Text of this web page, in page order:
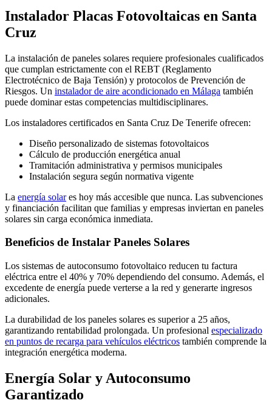
Instalador Placas Fotovoltaicas en Santa
Cruz
La instalación de paneles solares requiere profesionales cualificados
que cumplan estrictamente con el REBT (Reglamento
Electrotécnico de Baja Tensión) y protocolos de Prevención de
Riesgos. Un instalador de aire acondicionado en Málaga también
puede dominar estas competencias multidisciplinares.
Los instaladores certificados en Santa Cruz De Tenerife ofrecen:
Diseño personalizado de sistemas fotovoltaicos
Cálculo de producción energética anual
Tramitación administrativa y permisos municipales
Instalación segura según normativa vigente
La energía solares hoy más accesible que nunca. Las subvenciones
y financiación facilitan que familias y empresas inviertan en paneles
solares sin carga económica inmediata.
Beneficios de Instalar Paneles Solares
Los sistemas de autoconsumo fotovoltaico reducen tu factura
eléctrica entre el 40% y 70% dependiendo del consumo. Además, el
excedente de energía puede verterse a la red y generarte ingresos
adicionales.
La durabilidad de los paneles solares es superior a 25 años,
garantizando rentabilidad prolongada. Un profesional especializado
en puntos de recarga para vehículos eléctricos también comprende la
integración energética moderna.
Energía Solar y Autoconsumo
Garantizado